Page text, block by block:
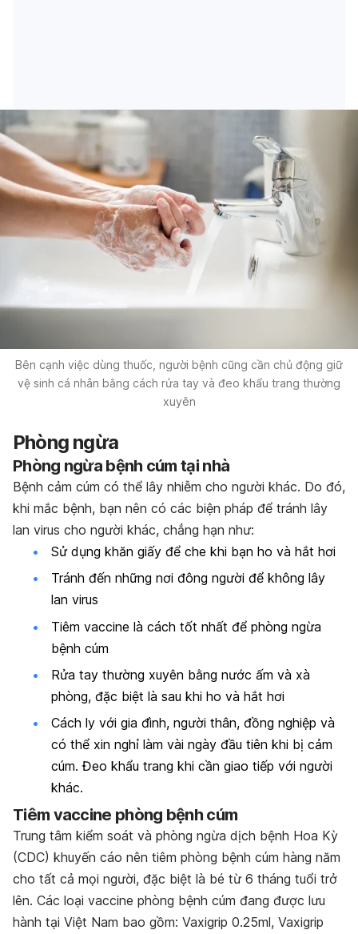
Bên cạnh việc dùng thuốc, người bệnh cũng cần chủ động giữ
vệ sinh cá nhân bằng cách rửa tay và đeo khẩu trang thường
xuyên
Phòng ngừa
Phòng ngừa bệnh cúm tại nhà
Bệnh cảm cúm có thể lây nhiễm cho người khác. Do đó,
khi mắc bệnh, bạn nên có các biện pháp để tránh lây
lan virus cho người khác, chẳng hạn như:
Sử dụng khăn giấy để che khi bạn ho và hắt hơi
Tránh đến những nơi đông người để không lây
lan virus
Tiêm vaccine là cách tốt nhất để phòng ngừa
bệnh cúm
Rửa tay thường xuyên bằng nước ấm và xà
phòng, đặc biệt là sau khi ho và hắt hơi
Cách ly với gia đình, người thân, đồng nghiệp và
có thể xin nghỉ làm vài ngày đầu tiên khi bị cảm
cúm. Đeo khẩu trang khi cần giao tiếp với người
khác.
Tiêm vaccine phòng bệnh cúm
Trung tâm kiểm soát và phòng ngừa dịch bệnh Hoa Kỳ
(CDC) khuyến cáo nên tiêm phòng bệnh cúm hàng năm
cho tất cả mọi người, đặc biệt là bé từ 6 tháng tuổi trở
lên. Các loại vaccine phòng bệnh cúm đang được lưu
hành tại Việt Nam bao gồm: Vaxigrip 0.25ml, Vaxigrip